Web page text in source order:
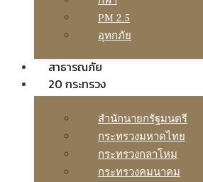
PM 2.5
อุทกภัย
สาธารณภัย
20 กระทรวง
สํานักนายกรัฐมนตรี
กระทรวงมหาดไทย
กระทรวงกลาโหม
กระทรวงคมนาคม